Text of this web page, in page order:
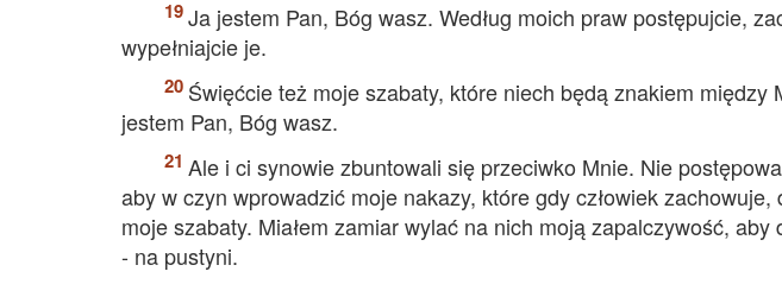
Ja jestem Pan, Bóg wasz. Według moich praw postępujcie,
wypełniajcie je.
Święćcie też moje szabaty, które niech będą znakiem między
jestem Pan, Bóg wasz.
Ale i ci synowie zbuntowali się przeciwko Mnie. Nie
aby w czyn wprowadzić moje nakazy, które gdy człowiek
moje szabaty. Miałem zamiar wylać na nich moją zapalczywość,
- na pustyni.